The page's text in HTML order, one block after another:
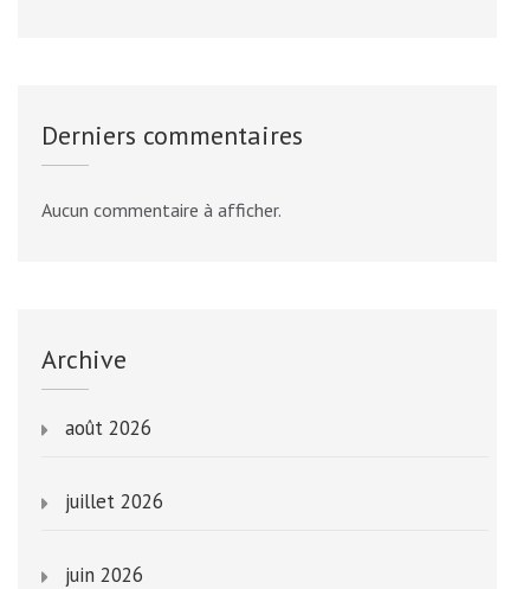
Derniers commentaires
Aucun commentaire à afficher.
Archive
août 2026
juillet 2026
juin 2026